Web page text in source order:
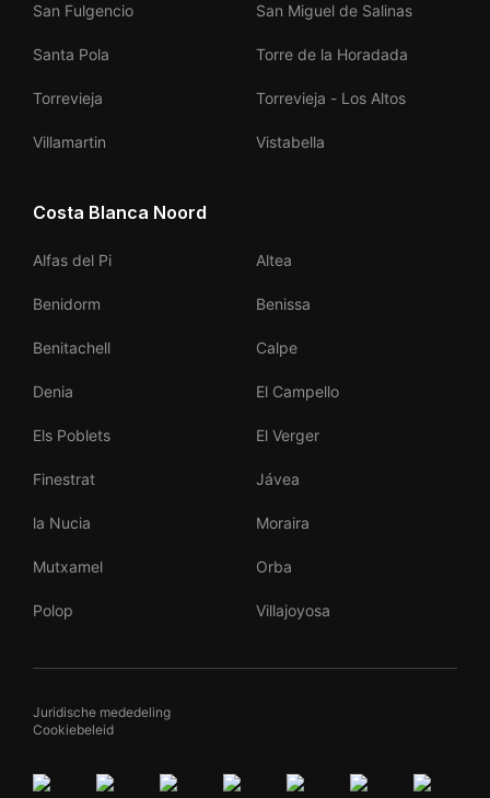
San Fulgencio San Miguel de Salinas
Santa Pola Torre de la Horadada
Torrevieja Torrevieja - Los Altos
Villamartin Vistabella
Costa Blanca Noord
Alfas del Pi Altea
Benidorm Benissa
Benitachell Calpe
Denia El Campello
Els Poblets El Verger
Finestrat Jávea
la Nucia Moraira
Mutxamel Orba
Polop Villajoyosa
Juridische mededeling
Cookiebeleid